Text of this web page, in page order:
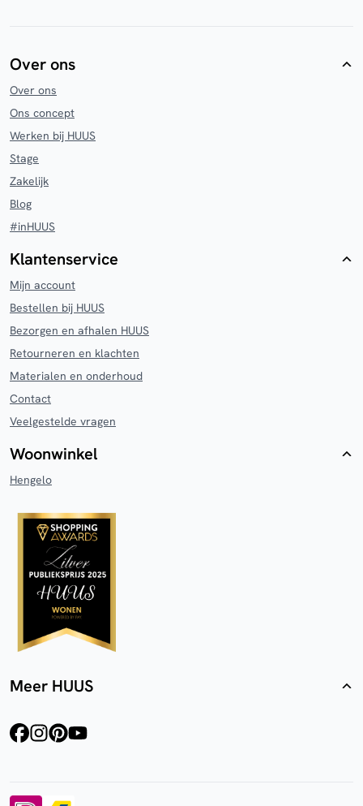
Over ons
Over ons
Ons concept
Werken bij HUUS
Stage
Zakelijk
Blog
#inHUUS
Klantenservice
Mijn account
Bestellen bij HUUS
Bezorgen en afhalen HUUS
Retourneren en klachten
Materialen en onderhoud
Contact
Veelgestelde vragen
Woonwinkel
Hengelo
Meer HUUS
facebookinstagram
pinterest
youtube